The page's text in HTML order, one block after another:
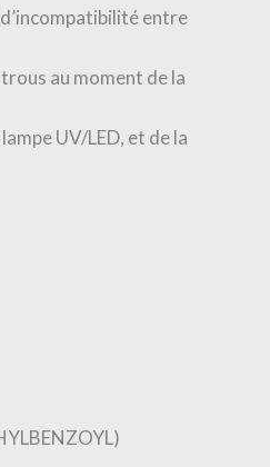
entre
au moment de la
UV/LED, et de la